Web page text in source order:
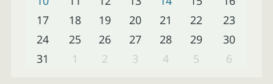
17
18 19 20 21 22
23
24
25 26 27 28 29
30
31
1 2 3 4 5 6